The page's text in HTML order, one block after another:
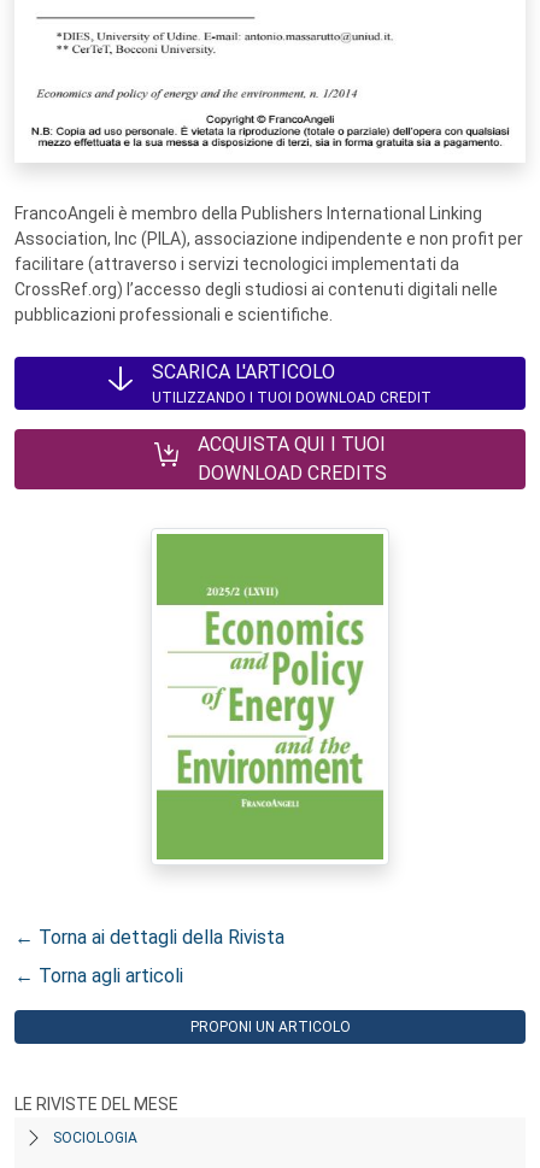
FrancoAngeli è membro della Publishers International Linking
Association, Inc (PILA), associazione indipendente e non profit per
facilitare (attraverso i servizi tecnologici implementati da
CrossRef.org) l’accesso degli studiosi ai contenuti digitali nelle
pubblicazioni professionali e scientifiche.
SCARICA L'ARTICOLO
UTILIZZANDO I TUOI DOWNLOAD CREDIT
ACQUISTA QUI I TUOI
DOWNLOAD CREDITS
← Torna ai dettagli della Rivista
← Torna agli articoli
PROPONI UN ARTICOLO
LE RIVISTE DEL MESE
SOCIOLOGIA